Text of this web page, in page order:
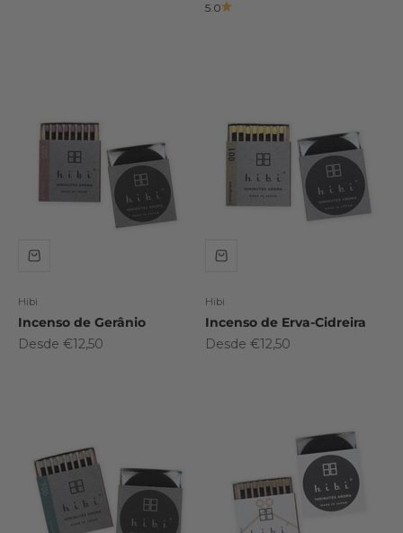
5.0
Hibi
Incenso de Gerânio
Preço promocional
Desde €12,50
Hibi
Incenso de Erva-Cidreira
Preço promocional
Desde €12,50